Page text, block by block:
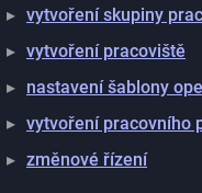
vytvoření skupiny
vytvoření pracoviště
nastavení šablony
vytvoření pracovního
změnové řízení